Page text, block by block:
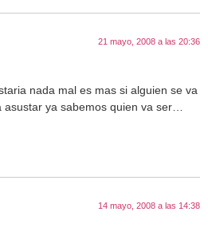
21 mayo, 2008 a las 20:36
nada mal es mas si alguien se va
asustar ya sabemos quien va ser…
14 mayo, 2008 a las 14:38